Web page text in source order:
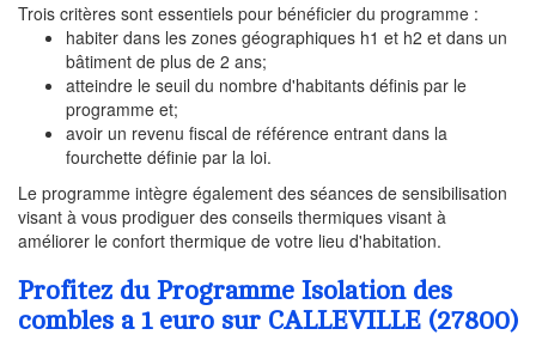
Trois critères sont essentiels pour bénéficier du programme :
habiter dans les zones géographiques h1 et h2 et dans un
bâtiment de plus de 2 ans;
atteindre le seuil du nombre d'habitants définis par le
programme et;
avoir un revenu fiscal de référence entrant dans la
fourchette définie par la loi.
Le programme intègre également des séances de sensibilisation
visant à vous prodiguer des conseils thermiques visant à
améliorer le confort thermique de votre lieu d'habitation.
Profitez du Programme Isolation des
combles a 1 euro sur CALLEVILLE (27800)